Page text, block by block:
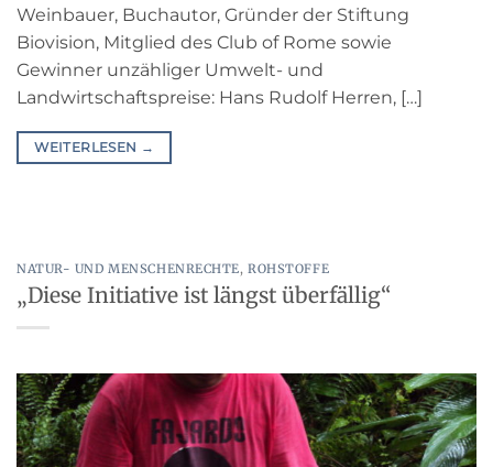
Weinbauer, Buchautor, Gründer der Stiftung
Biovision, Mitglied des Club of Rome sowie
Gewinner unzähliger Umwelt- und
Landwirtschaftspreise: Hans Rudolf Herren, […]
WEITERLESEN →
NATUR- UND MENSCHENRECHTE,ROHSTOFFE
„Diese Initiative ist längst überfällig“